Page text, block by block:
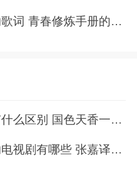
2025-11-04
青春修炼手册的歌词
色天香一二三期区别是什么
2023-05-12
嘉译与闫妮合演的电视剧有哪些